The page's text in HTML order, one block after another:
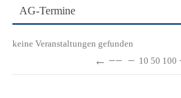
AG-Termine
keine Veranstaltungen gefunden
← −− − 10 50 100